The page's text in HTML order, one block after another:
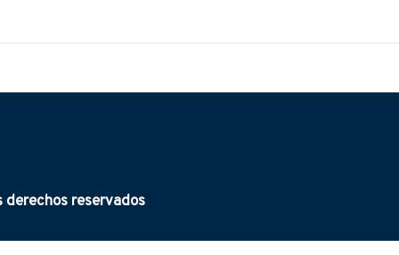
derechos reservados